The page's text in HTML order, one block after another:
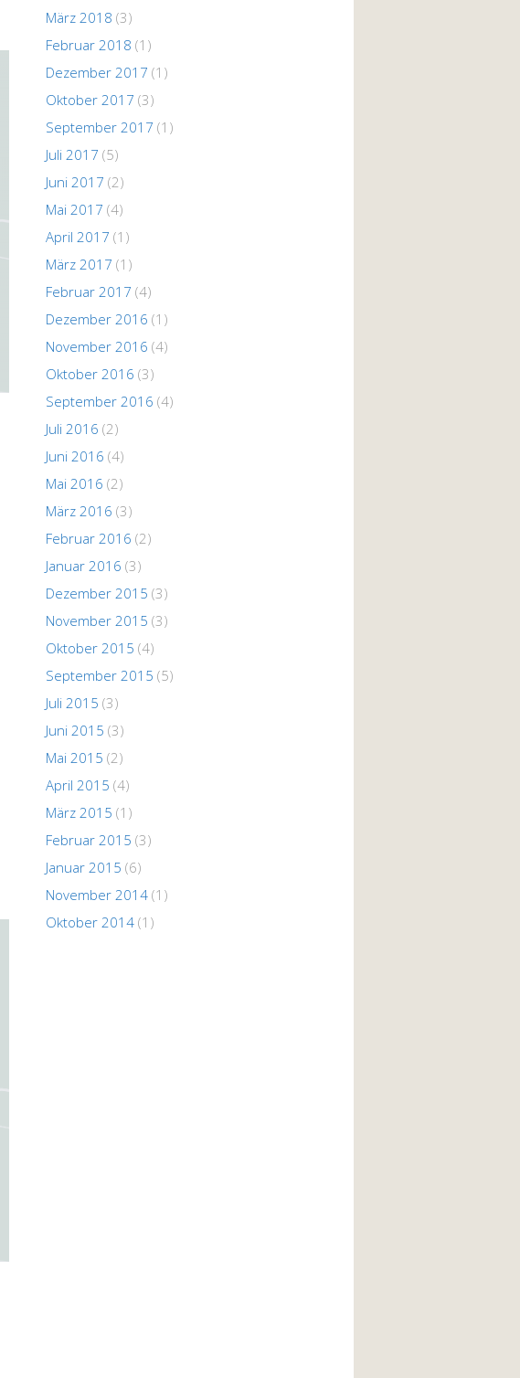
März 2018 (3)
Februar 2018 (1)
Dezember 2017 (1)
Oktober 2017 (3)
September 2017 (1)
Juli 2017 (5)
Juni 2017 (2)
Mai 2017 (4)
April 2017 (1)
März 2017 (1)
Februar 2017 (4)
Dezember 2016 (1)
November 2016 (4)
Oktober 2016 (3)
September 2016 (4)
Juli 2016 (2)
Juni 2016 (4)
Mai 2016 (2)
März 2016 (3)
Februar 2016 (2)
Januar 2016 (3)
Dezember 2015 (3)
November 2015 (3)
Oktober 2015 (4)
September 2015 (5)
Juli 2015 (3)
Juni 2015 (3)
Mai 2015 (2)
April 2015 (4)
März 2015 (1)
Februar 2015 (3)
Januar 2015 (6)
November 2014 (1)
Oktober 2014 (1)